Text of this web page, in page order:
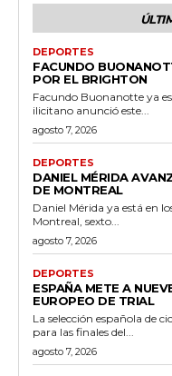
DEPORTES
FACUNDO
POR EL BRIGHTON
Facundo Buonanotte ya
ilicitano anunció este...
agosto 7, 2026
DEPORTES
DANIEL MÉRIDA
DE MONTREAL
Daniel Mérida ya está en
Montreal, sexto...
agosto 7, 2026
DEPORTES
ESPAÑA METE A
EUROPEO DE TRIAL
La selección española de
para las finales del...
agosto 7, 2026